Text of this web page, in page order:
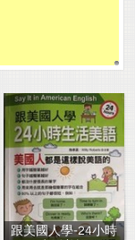
跟美國人學-24小時